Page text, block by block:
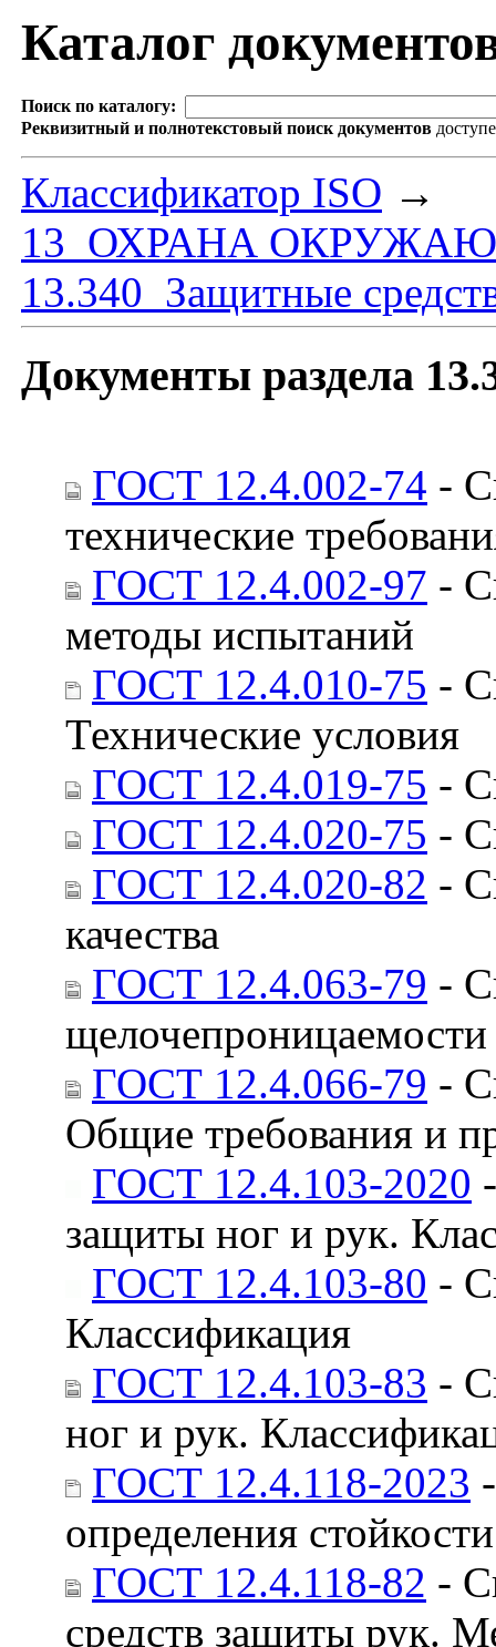
Каталог
Поиск по каталогу:
Реквизитный и полнотекстовый поиск документов
Классификатор ISO →
13 ОХРАНА
13.340 Защитные
Документы раздела
ГОСТ 12.4.002-74 -
технические
ГОСТ 12.4.002-97 -
методы испытаний
ГОСТ 12.4.010-75 -
Технические условия
ГОСТ 12.4.019-75 -
ГОСТ 12.4.020-75 -
ГОСТ 12.4.020-82 -
качества
ГОСТ 12.4.063-79 -
щелочепроницаемости
ГОСТ 12.4.066-79 -
Общие требования и
ГОСТ 12.4.103-2020
защиты ног и рук.
ГОСТ 12.4.103-80 -
Классификация
ГОСТ 12.4.103-83 -
ног и рук.
ГОСТ 12.4.118-2023
определения
ГОСТ 12.4.118-82 -
средств защиты рук.